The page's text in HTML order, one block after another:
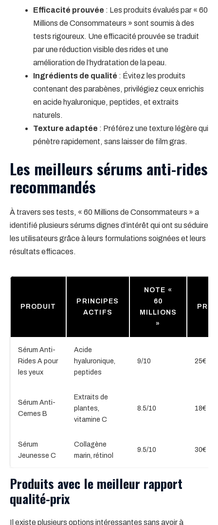
Efficacité prouvée : Les produits évalués par « 60
Millions de Consommateurs » sont soumis à des
tests rigoureux. Une efficacité prouvée se traduit
par une réduction visible des rides et une
amélioration de l’hydratation de la peau.
Ingrédients de qualité : Évitez les produits
contenant des parabènes, privilégiez ceux enrichis
en acide hyaluronique, peptides, et extraits
naturels.
Texture adaptée : Préférez une texture légère qui
pénètre rapidement, sans laisser de film gras.
Les meilleurs sérums anti-rides
recommandés
À travers ses tests, « 60 Millions de Consommateurs » a
identifié plusieurs sérums dignes d’intérêt qui ont su séduire
les utilisateurs grâce à leurs formulations soignées et leurs
résultats efficaces.
PRODUIT
PRINCIPES
ACTIFS
NOTE «
60
MILLIONS
»
PRIX
Sérum Anti-
Rides A pour
les yeux
Acide
hyaluronique,
peptides
9/10 25€
Sérum Anti-
Cernes B
Extraits de
plantes,
vitamine C
8.5/10 18€
Sérum
Jeunesse C
Collagène
marin, rétinol
9.5/10 30€
Produits avec le meilleur rapport
qualité-prix
Il existe plusieurs options intéressantes sans avoir à